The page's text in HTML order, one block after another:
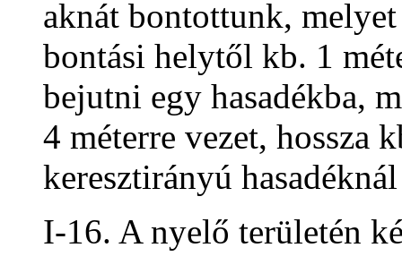
aknát bontottunk,
bontási helytől kb. 1
bejutni egy hasadékba,
4 méterre vezet, hossza
keresztirányú
I-16. A nyelő területén